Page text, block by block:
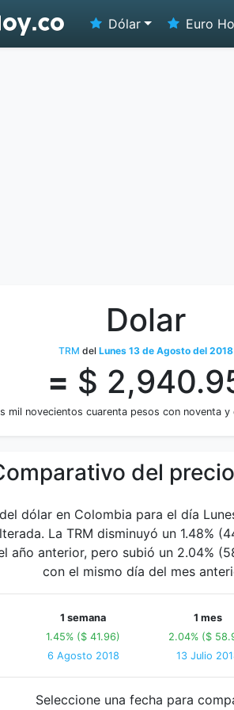
Dólar Euro
Dolar
TRM del Lunes 13 de Agosto del 2018
= $
mil novecientos cuarenta pesos con noventa y
del
dólar en Colombia para el día
La TRM disminuyó un 1.48%
año anterior, pero subió un 2.04%
con el mismo día del mes
1 semana
1.45% ($ 41.96)
6 Agosto 2018
1 mes
2.04% ($
13 Julio
Seleccione una fecha para